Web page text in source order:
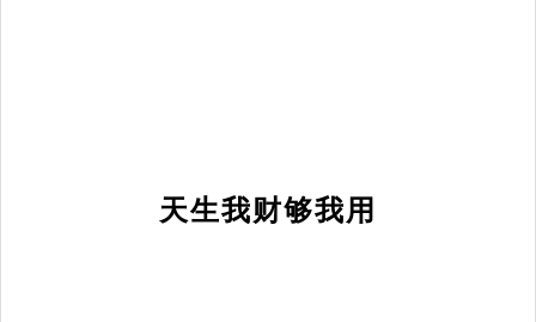
天生我财够我用